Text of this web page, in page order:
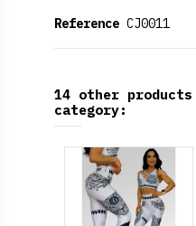
Reference CJ0011
14 other
category: